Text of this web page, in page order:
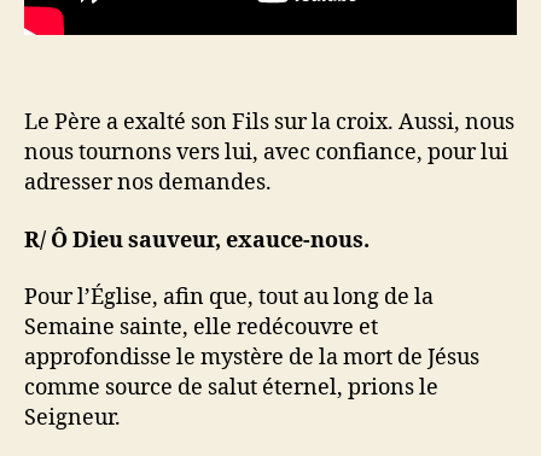
Le Père a exalté son Fils sur la croix. Aussi, nous
nous tournons vers lui, avec confiance, pour lui
adresser nos demandes.
R/ Ô Dieu sauveur, exauce-nous.
Pour l’Église, afin que, tout au long de la
Semaine sainte, elle redécouvre et
approfondisse le mystère de la mort de Jésus
comme source de salut éternel, prions le
Seigneur.